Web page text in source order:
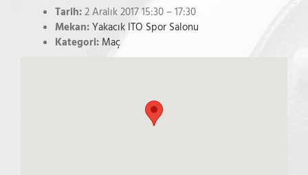
Tarih:2 Aralık 2017 15:30 –17:30
Mekan:Yakacık ITO Spor Salonu
Kategori: Maç